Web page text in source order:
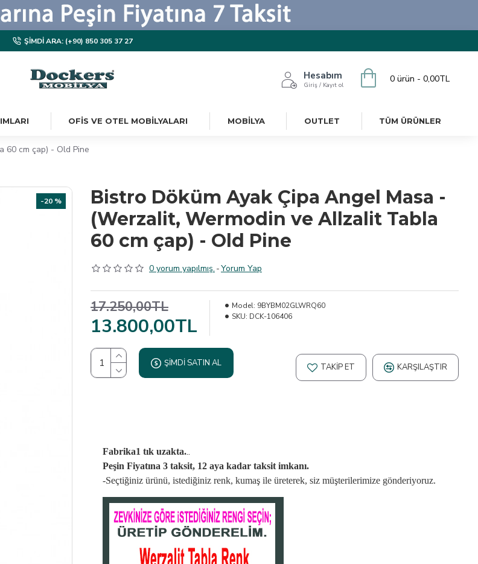
ŞIMDI ARA: (+90) 850 305 37 27
Hesabım
Giriş / Kayıt ol
0 ürün - 0,00TL
OFIS VE OTEL MOBILYALARI MOBILYA OUTLET TÜM ÜRÜNLER
60 cm çap) - Old Pine
-20 %
Bistro Döküm Ayak Çipa Angel Masa -
(Werzalit, Wermodin ve Allzalit Tabla
60 cm çap) - Old Pine
0 yorum yapılmış. -Yorum Yap
13.800,00TL
17.250,00TL Model: 9BYBM02GLWRQ60
SKU: DCK-106406
ŞIMDI SATIN AL TAKIP ET KARŞILAŞTIR
Fabrika1 tık uzakta...
Peşin Fiyatına 3 taksit, 12 aya kadar taksit imkanı.
-Seçtiğiniz ürünü, istediğiniz renk, kumaş ile üreterek, siz müşterilerimize gönderiyoruz.